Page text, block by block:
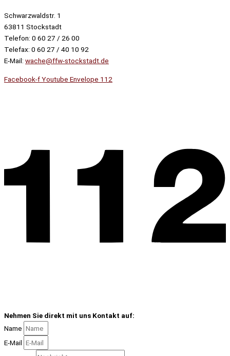
Schwarzwaldstr. 1
63811 Stockstadt
Telefon: 0 60 27 / 26 00
Telefax: 0 60 27 / 40 10 92
E-Mail: wache@ffw-stockstadt.de
Facebook-fYoutube Envelope 112
Nehmen Sie direkt mit uns Kontakt auf:
Name
E-Mail